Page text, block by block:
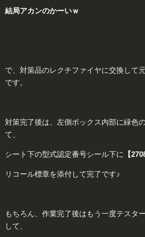
結局アカンのかーいｗ
で、対策品のレクチファイヤに交換して
です。
対策完了後は、左側ボックス内部に緑色
て、
シート下の型式認定番号シール下に 【
リコール標章を添付して完了です♪
もちろん、作業完了後はもう一度テスタ
して、